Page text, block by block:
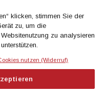
- Alle Rechte
klicken, stimmen Sie der
zu, um die
zu analysieren
nutzen (Widerruf)